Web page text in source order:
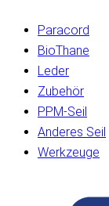
Paracord
BioThane
Leder
Zubehör
PPM-Seil
Anderes Seil
Werkzeuge